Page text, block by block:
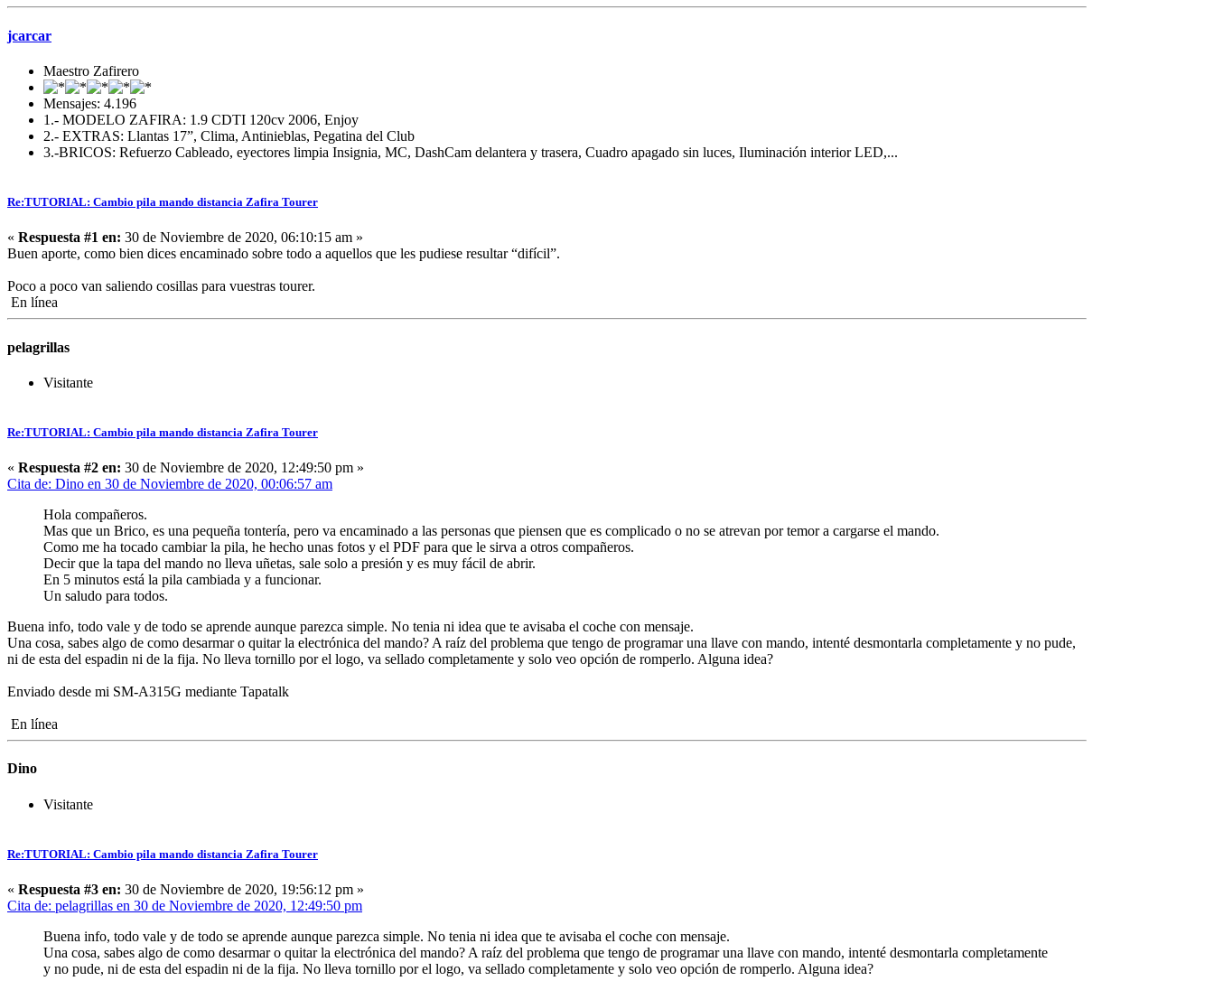
jcarcar
Maestro Zafirero
Mensajes: 4.196
1.- MODELO ZAFIRA: 1.9 CDTI 120cv 2006, Enjoy
2.- EXTRAS: Llantas 17”, Clima, Antinieblas, Pegatina del Club
3.-BRICOS: Refuerzo Cableado, eyectores limpia Insignia, MC, DashCam delantera y trasera, Cuadro apagado sin luces, Iluminación interior LED,...
Re:TUTORIAL: Cambio pila mando distancia Zafira Tourer
« Respuesta #1 en: 30 de Noviembre de 2020, 06:10:15 am »
Buen aporte, como bien dices encaminado sobre todo a aquellos que les pudiese resultar “difícil”.
Poco a poco van saliendo cosillas para vuestras tourer.
En línea
pelagrillas
Visitante
Re:TUTORIAL: Cambio pila mando distancia Zafira Tourer
« Respuesta #2 en: 30 de Noviembre de 2020, 12:49:50 pm »
Cita de: Dino en 30 de Noviembre de 2020, 00:06:57 am
Hola compañeros.
Mas que un Brico, es una pequeña tontería, pero va encaminado a las personas que piensen que es complicado o no se atrevan por temor a cargarse el mando.
Como me ha tocado cambiar la pila, he hecho unas fotos y el PDF para que le sirva a otros compañeros.
Decir que la tapa del mando no lleva uñetas, sale solo a presión y es muy fácil de abrir.
En 5 minutos está la pila cambiada y a funcionar.
Un saludo para todos.
Buena info, todo vale y de todo se aprende aunque parezca simple. No tenia ni idea que te avisaba el coche con mensaje.
Una cosa, sabes algo de como desarmar o quitar la electrónica del mando? A raíz del problema que tengo de programar una llave con mando, intenté desmontarla completamente y no pude,
ni de esta del espadin ni de la fija. No lleva tornillo por el logo, va sellado completamente y solo veo opción de romperlo. Alguna idea?
Enviado desde mi SM-A315G mediante Tapatalk
En línea
Dino
Visitante
Re:TUTORIAL: Cambio pila mando distancia Zafira Tourer
« Respuesta #3 en: 30 de Noviembre de 2020, 19:56:12 pm »
Cita de: pelagrillas en 30 de Noviembre de 2020, 12:49:50 pm
Buena info, todo vale y de todo se aprende aunque parezca simple. No tenia ni idea que te avisaba el coche con mensaje.
Una cosa, sabes algo de como desarmar o quitar la electrónica del mando? A raíz del problema que tengo de programar una llave con mando, intenté desmontarla completamente
y no pude, ni de esta del espadin ni de la fija. No lleva tornillo por el logo, va sellado completamente y solo veo opción de romperlo. Alguna idea?